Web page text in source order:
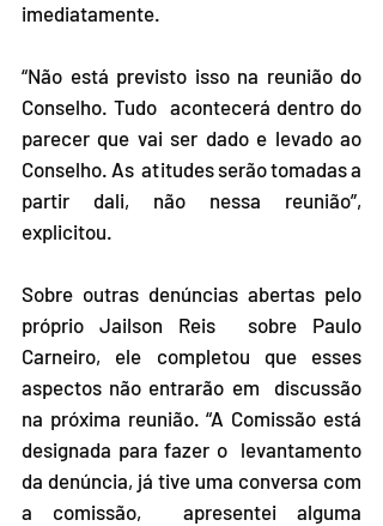
imediatamente.
“Não está previsto isso na reunião do
Conselho. Tudo  acontecerá dentro do
parecer que vai ser dado e levado ao
Conselho. As  atitudes serão tomadas a
partir dali, não nessa reunião”,
explicitou.
Sobre outras denúncias abertas pelo
próprio Jailson Reis  sobre Paulo
Carneiro, ele completou que esses
aspectos não entrarão em  discussão
na próxima reunião. “A Comissão está
designada para fazer o  levantamento
da denúncia, já tive uma conversa com
a comissão,  apresentei alguma